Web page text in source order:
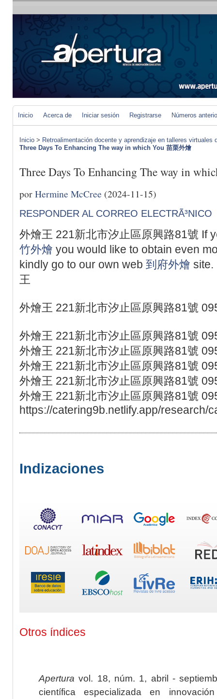
Inicio Acerca de Iniciar sesión Registrarse Números
Inicio > Retroalimentación docente y aprendizaje en talleres virtuales
Three Days To Enhancing The way in which You 苗栗外燴
Three Days To Enhancing The way in
porHermine McCree (2024-11-15)
RESPONDER AL CORREO ELECTRÃ³NICO
外燴王 221新北市汐止區原興路81號 If
竹外燴 you would like to obtain even
kindly go to our own web 到府外燴 site.
王
外燴王 221新北市汐止區原興路81號
外燴王 221新北市汐止區原興路81號
外燴王 221新北市汐止區原興路81號
外燴王 221新北市汐止區原興路81號
外燴王 221新北市汐止區原興路81號
外燴王 221新北市汐止區原興路81號
https://catering9b.netlify.app/research/
Indizaciones
Otros índices
Apertura vol. 18, núm. 1, abril -
científica especializada en